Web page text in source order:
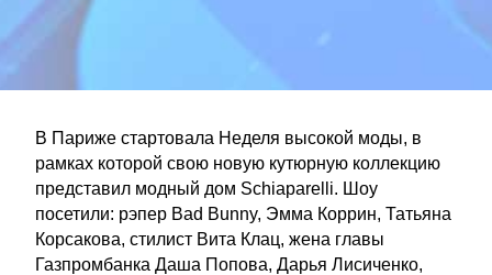
В Париже стартовала Неделя высокой моды, в
рамках которой свою новую кутюрную коллекцию
представил модный дом Schiaparelli. Шоу
посетили: рэпер Bad Bunny, Эмма Коррин, Татьяна
Корсакова, стилист Вита Клац, жена главы
Газпромбанка Даша Попова, Дарья Лисиченко,
Контакт